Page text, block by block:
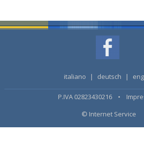
italiano | deutsch |
P.IVA 02823430216 •
© Internet Service